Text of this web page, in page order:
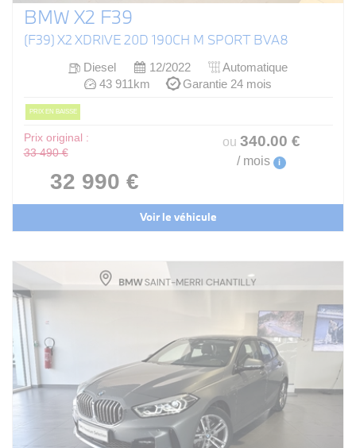
BMW X2 F39
(F39) X2 XDRIVE 20D 190CH M SPORT BVA8
Diesel 12/2022
Automatique
43 911km
Garantie 24 mois
PRIX EN BAISSE
Prix original :
33 490 €
32 990 €
ou 340.00 €
/ mois i
Voir le véhicule